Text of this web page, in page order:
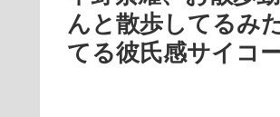
んと散歩してるみ
てる彼氏感サイコー